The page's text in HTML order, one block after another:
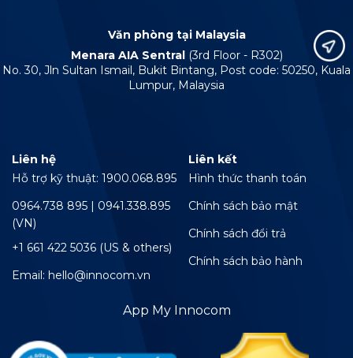
Văn phòng tại Malaysia
Menara AIA Sentral (3rd Floor - R302)
No. 30, Jln Sultan Ismail, Bukit Bintang, Post code: 50250, Kuala
Lumpur, Malaysia
Liên hệ
Hỗ trợ kỹ thuật: 1900.068.895
0964.738 895 | 0941.338.895
(VN)
+1 661 422 5036 (US & others)
Email: hello@innocom.vn
Liên kết
Hình thức thanh toán
Chính sách bảo mật
Chính sách đổi trả
Chính sách bảo hành
App My Innocom